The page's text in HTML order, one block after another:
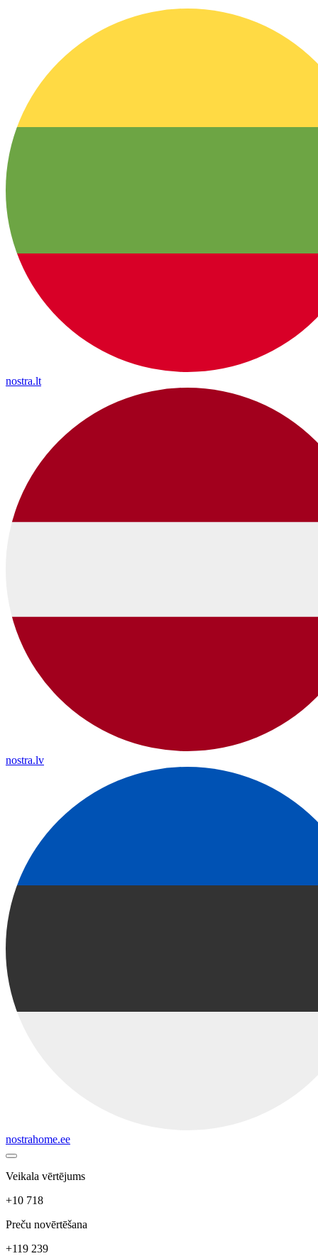
nostra.lt
nostra.lv
nostrahome.ee
Veikala vērtējums
+10 718
Preču novērtēšana
+119 239